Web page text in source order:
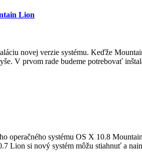
Lion
novej verzie systému. Keďže
V prvom rade budeme potrebovať
systému OS X 10.8
Lion si nový systém môžu stiahnuť a